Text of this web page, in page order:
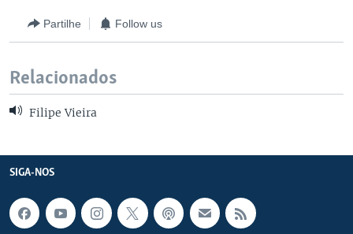
Partilhe Follow us
Relacionados
Filipe Vieira
SIGA-NOS